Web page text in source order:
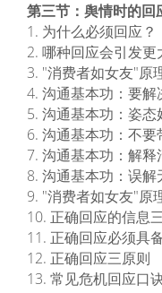
第三节：舆情时的回
1. 为什么必须回应？
2. 哪种回应会引发更
3. "消费者如女友"原
4. 沟通基本功：要
5. 沟通基本功：姿
6. 沟通基本功：不
7. 沟通基本功：解
8. 沟通基本功：误
9. "消费者如女友"原
10. 正确回应的信息
11. 正确回应必须具
12. 正确回应三原则
13. 常见危机回应口